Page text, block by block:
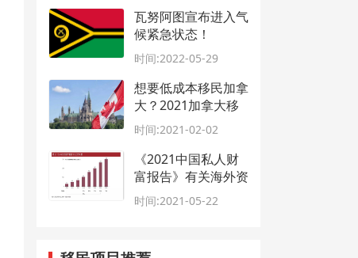
瓦努阿图宣布进入气
候紧急状态！
时间:2022-05-29
想要低成本移民加拿
大？2021加拿大移
民对比
时间:2021-02-02
《2021中国私人财
富报告》有关海外资
产配置的思考
时间:2021-05-22